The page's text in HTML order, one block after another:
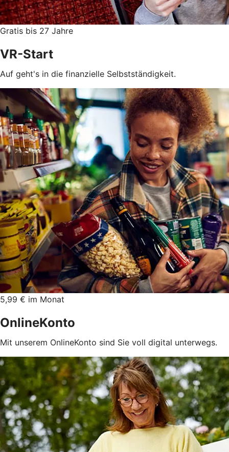
Gratis bis 27 Jahre
VR-Start
Auf geht's in die finanzielle Selbstständigkeit.
5,99 € im Monat
OnlineKonto
Mit unserem OnlineKonto sind Sie voll digital unterwegs.